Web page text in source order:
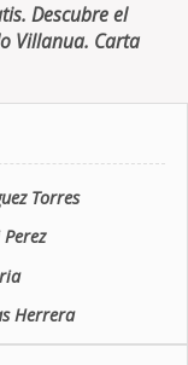
Descubre el
Villanua. Carta
Torres
Herrera